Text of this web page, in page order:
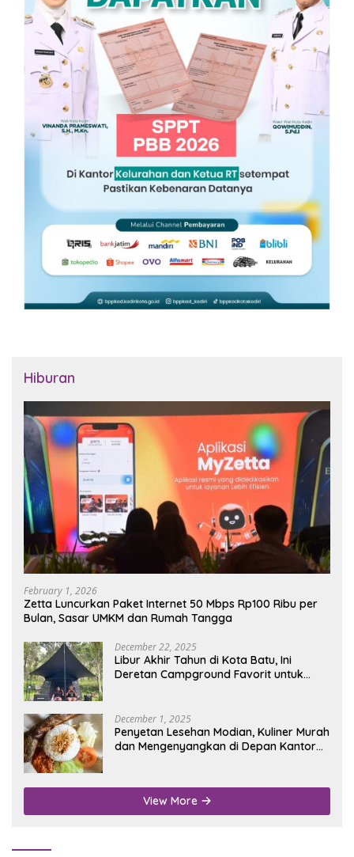
Hiburan
February 1, 2026
Zetta Luncurkan Paket Internet 50 Mbps Rp100 Ribu per
Bulan, Sasar UMKM dan Rumah Tangga
December 22, 2025
Libur Akhir Tahun di Kota Batu, Ini
Deretan Campground Favorit untuk
December 1, 2025
Penyetan Lesehan Modian, Kuliner Murah
dan Mengenyangkan di Depan Kantor
View More